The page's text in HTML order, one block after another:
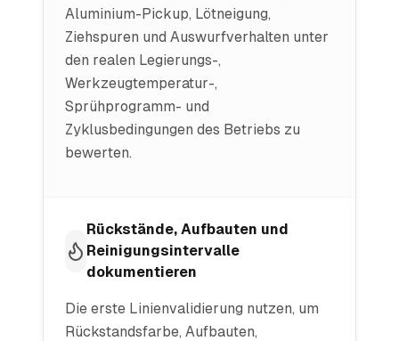
Aluminium-Pickup, Lötneigung,
Ziehspuren und Auswurfverhalten unter
den realen Legierungs-,
Werkzeugtemperatur-,
Sprühprogramm- und
Zyklusbedingungen des Betriebs zu
bewerten.
Rückstände, Aufbauten und
Reinigungsintervalle
dokumentieren
Die erste Linienvalidierung nutzen, um
Rückstandsfarbe, Aufbauten,